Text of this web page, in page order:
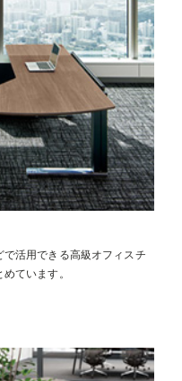
活用できる高級オフィスチ
ています。